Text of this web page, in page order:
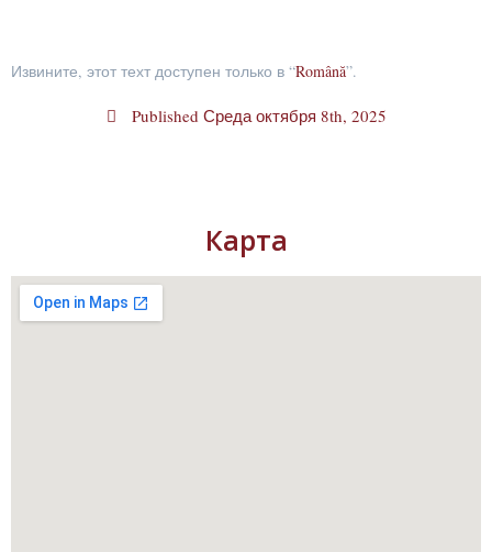
Извините, этот техт доступен только в “Română”.
Published Среда октября 8th, 2025
Карта